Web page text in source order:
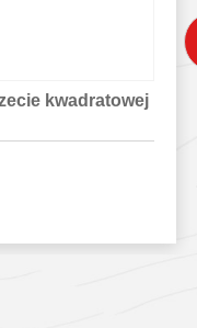
kwadratowej